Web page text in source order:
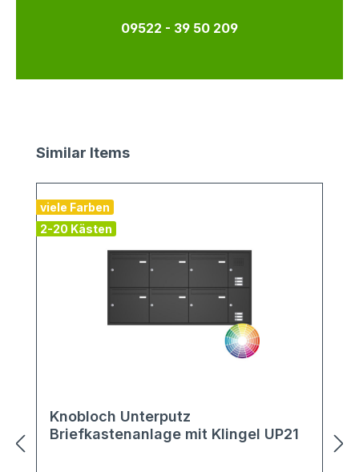
09522 - 39 50 209
Produktgalerie überspringen
Similar Items
viele Farben
2-20 Kästen
Knobloch Unterputz
Briefkastenanlage mit Klingel UP21